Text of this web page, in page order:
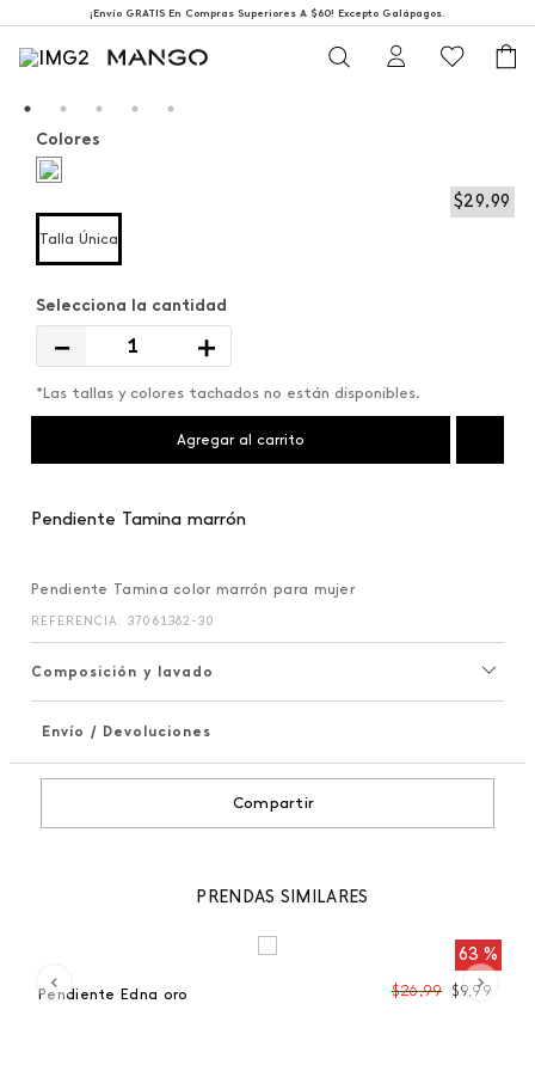
¡Envío GRATIS En Compras Superiores A $60! Excepto Galápagos.
$29,99
Colores
Talla Única
＋
－
*Las tallas y colores tachados no están disponibles.
Agregar al carrito
Pendiente Tamina marrón
Pendiente Tamina color marrón para mujer
REFERENCIA : 37061382-30
Composición y lavado
Envío / Devoluciones
Compartir
PRENDAS SIMILARES
63 %
Pendiente Edna oro $26,99 $9,99